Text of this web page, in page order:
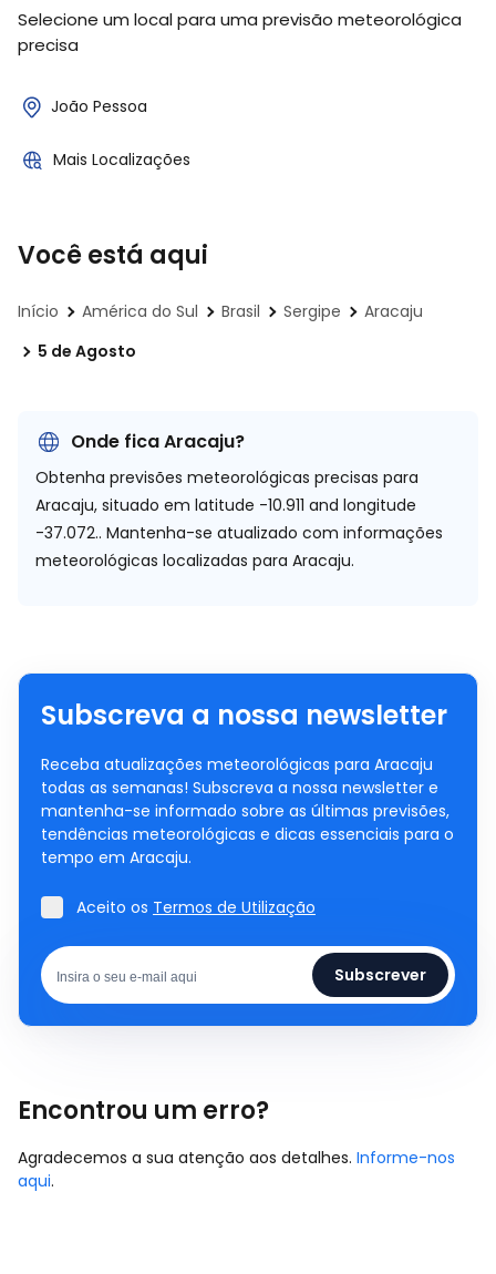
Selecione um local para uma previsão meteorológica
precisa
João Pessoa
Mais Localizações
Você está aqui
Início América do Sul Brasil Sergipe
Aracaju
5 de Agosto
Onde fica Aracaju?
Obtenha previsões meteorológicas precisas para
Aracaju, situado em latitude -10.911 and longitude
-37.072.. Mantenha-se atualizado com informações
meteorológicas localizadas para Aracaju.
Subscreva a nossa newsletter
Receba atualizações meteorológicas para Aracaju
todas as semanas! Subscreva a nossa newsletter e
mantenha-se informado sobre as últimas previsões,
tendências meteorológicas e dicas essenciais para o
tempo em Aracaju.
Aceito os Termos de Utilização
Subscrever
Encontrou um erro?
Agradecemos a sua atenção aos detalhes. Informe-nos
aqui.